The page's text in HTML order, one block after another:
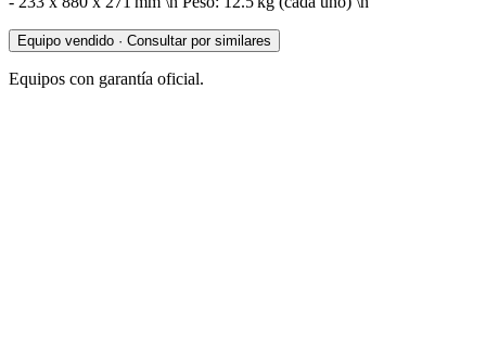
Equipo vendido · Consultar por similares
Equipos con garantía oficial.